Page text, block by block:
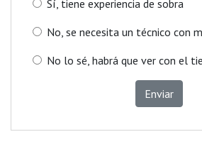
Sí, tiene experiencia de sobra
No, se necesita un técnico con
No lo sé, habrá que ver con el
Enviar